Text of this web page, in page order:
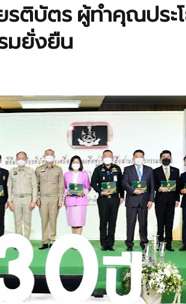
รติบัตร ผู้ทำคุณประ
มยั่งยืน